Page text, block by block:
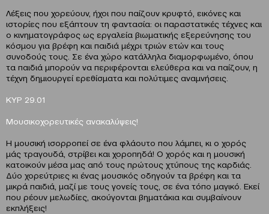
Λέξεις που χορεύουν, ήχοι που παίζουν κρυφτό, εικόνες και
ιστορίες που εξάπτουν τη φαντασία: οι παραστατικές τέχνες και
ο κινηματογράφος ως εργαλεία βιωματικής εξερεύνησης του
κόσμου για βρέφη και παιδιά μέχρι τριών ετών και τους
συνοδούς τους. Σε ένα χώρο κατάλληλα διαμορφωμένο, όπου
τα παιδιά μπορούν να περιφέρονται ελεύθερα και να παίζουν, η
τέχνη δημιουργεί ερεθίσματα και πολύτιμες αναμνήσεις.
ΚΥΡ 29.01
Μουσικοχορευτικές ανακαλύψεις!
Η μουσική ισορροπεί σε ένα φλάουτο που λάμπει, κι ο χορός
μάς τραγουδά, στρίβει και χοροπηδά! Ο χορός και η μουσική
κατοικούν μέσα μας από τους πρώτους χτύπους της καρδιάς.
Δύο χορεύτριες κι ένας μουσικός οδηγούν τα βρέφη και τα
μικρά παιδιά, μαζί με τους γονείς τους, σε ένα τόπο μαγικό. Εκεί
που ρέουν μελωδίες, ακούγονται βηματάκια και συμβαίνουν
εκπλήξεις!